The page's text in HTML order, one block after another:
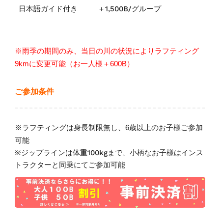
日本語ガイド付き ＋1,500B/グループ
※雨季の期間のみ、当日の川の状況によりラフティング
9kmに変更可能（お一人様＋600B）
ご参加条件
※ラフティングは身長制限無し、 6歳以上のお子様ご参加
可能
※ジップラインは体重100kgまで、小柄なお子様はインス
トラクターと同乗にてご参加可能